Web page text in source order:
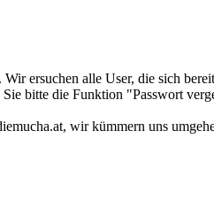
ersuchen alle User, die sich
bitte die Funktion "Passwort
wir kümmern uns